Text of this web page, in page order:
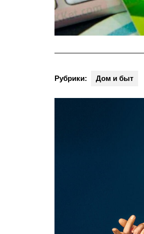
Рубрики: Дом и быт